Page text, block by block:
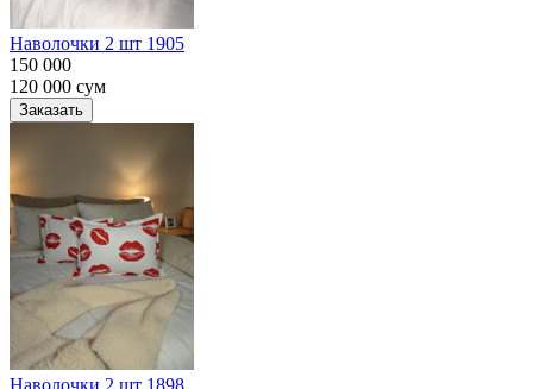
Наволочки 2 шт 1905
150 000
120 000 сум
Заказать
Наволочки 2 шт 1898